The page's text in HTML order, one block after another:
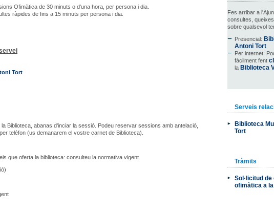
Ofimàtica de 30 minuts o d'una hora, per persona i dia.
ràpides de fins a 15 minuts per persona i dia.
Tort
Biblioteca, abanas d'inciar la sessió. Podeu reservar sessions amb antelació,
telèfon (us demanarem el vostre carnet de Biblioteca).
que oferta la biblioteca: consulteu la normativa vigent.
Fes arribar a
consultes,
sobre qualsevol
Presencial:
Antoni Tort
Per internet:
fàcilment fent
la Biblioteca
Serveis
Biblioteca
Tort
Tràmits
Sol·licitud
ofimàtica a